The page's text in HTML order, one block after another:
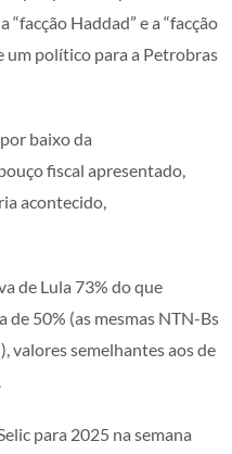
Haddad” e a “facção
um político para a Petrobras
baixo da
fiscal apresentado,
acontecido,
de Lula 73% do que
de 50% (as mesmas NTN-Bs
valores semelhantes aos de
para 2025 na semana